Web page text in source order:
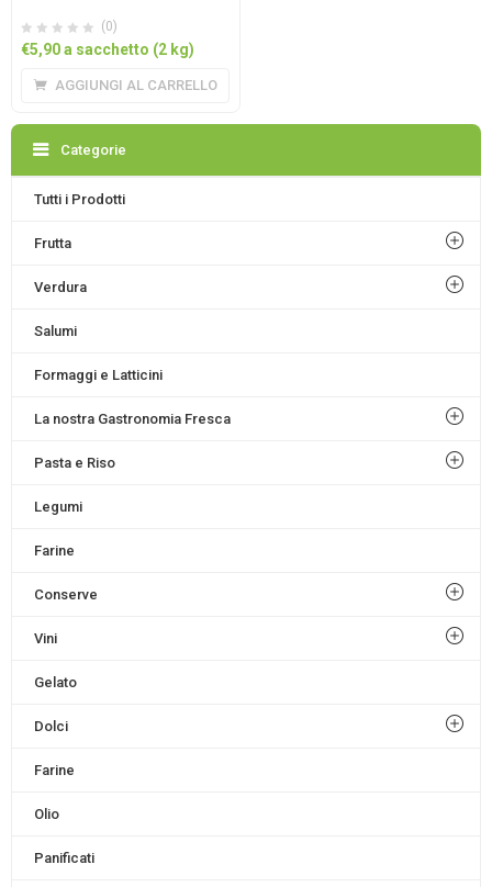
(0)
€5,90a sacchetto (2 kg)
AGGIUNGI AL CARRELLO
Categorie
Tutti i Prodotti
Frutta
Verdura
Salumi
Formaggi e Latticini
La nostra Gastronomia Fresca
Pasta e Riso
Legumi
Farine
Conserve
Vini
Gelato
Dolci
Farine
Olio
Panificati